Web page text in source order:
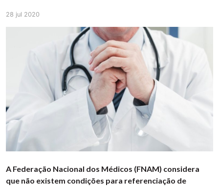
28 jul 2020
A Federação Nacional dos Médicos (FNAM) considera
que não existem condições para referenciação de